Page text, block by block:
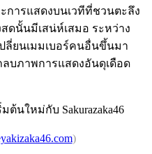
การแสดงบนเวทีที่ชวนตะลึง
ดนั้นมีเสน่ห์เสมอ ระหว่าง
ลี่ยนเมมเบอร์คนอื่นขึ้นมา
บภาพการแสดงอันดุเดือด
)